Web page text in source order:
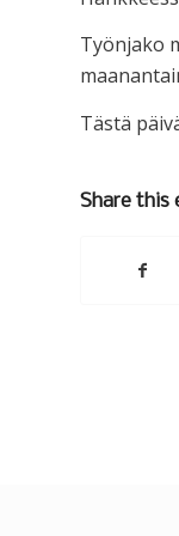
Työnjako
Tästä
Share this